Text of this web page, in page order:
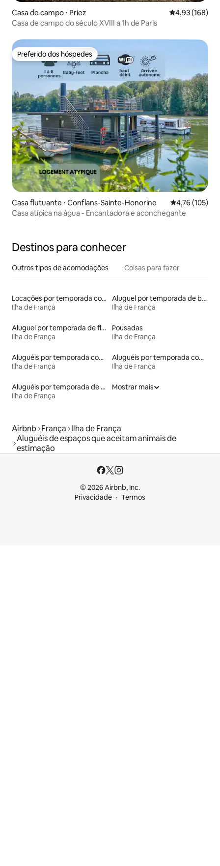
Casa de campo ⋅ Priez 4,93 de uma
4,93 (168)
Casa de campo do século XVIII a 1h de Paris
Preferido dos hóspedes
Preferido dos hóspedes
Casa flutuante ⋅ Conflans-Sainte-Honorine 4,76 de uma
4,76 (105)
Casa atípica na água - Encantadora e aconchegante
Destinos para conhecer
Outros tipos de acomodações Coisas para fazer
Locações por temporada com piscina
Ilha de França
Aluguel por temporada de barcos
Ilha de França
Aluguel por temporada de flats
Ilha de França
Pousadas
Ilha de França
Aluguéis por temporada com suítes privativas
Ilha de França
Aluguéis por temporada com caiaque
Ilha de França
Aluguéis por temporada de acomodações de luxo
Ilha de França
Mostrar mais
Airbnb França Ilha de França
Aluguéis de espaços que aceitam animais de
estimação
© 2026 Airbnb, Inc.
Privacidade
Termos